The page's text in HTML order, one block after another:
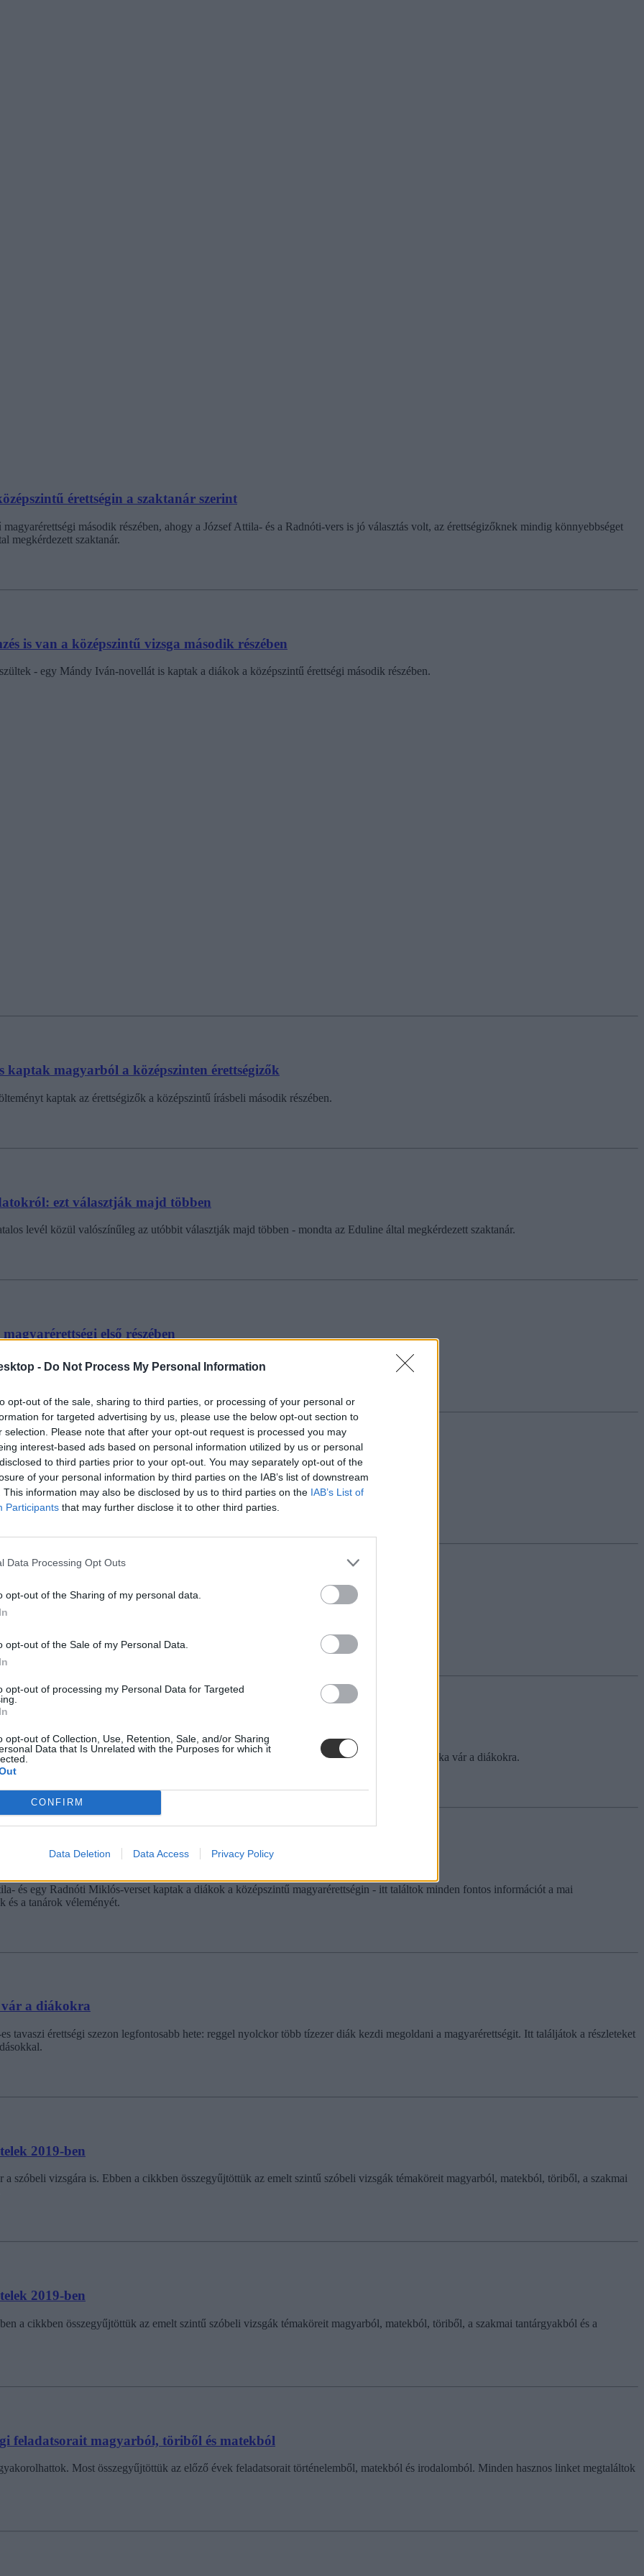
- Do Not Process My Personal Information
opt-out of the sale, sharing to third parties, or processing of your personal or
for targeted advertising by us, please use the below opt-out section to
selection. Please note that after your opt-out request is processed you may
interest-based ads based on personal information utilized by us or personal
to third parties prior to your opt-out. You may separately opt-out of the
of your personal information by third parties on the IAB’s list of downstream
This information may also be disclosed by us to third parties on the IAB’s List of
Participants that may further disclose it to other third parties.
Data Processing Opt Outs
opt-out of the Sharing of my personal data.
opt-out of the Sale of my Personal Data.
opt-out of processing my Personal Data for Targeted
opt-out of Collection, Use, Retention, Sale, and/or Sharing
Data that Is Unrelated with the Purposes for which it
CONFIRM
Data Deletion Data Access Privacy Policy
érettségin a szaktanár szerint
második részében, ahogy a József Attila- és a Radnóti-vers is jó választás volt, az érettségizőknek mindig könnyebbséget
megkérdezett szaktanár.
is van a középszintű vizsga második részében
- egy Mándy Iván-novellát is kaptak a diákok a középszintű érettségi második részében.
kaptak magyarból a középszinten érettségizők
kaptak az érettségizők a középszintű írásbeli második részében.
ezt választják majd többen
levél közül valószínűleg az utóbbit választják majd többen - mondta az Eduline által megkérdezett szaktanár.
első részében
szövegalkotási részében.
száraz szöveget kaptak a diákok
a középszinten vizsgázók - mondta az Eduline által megkérdezett szaktanár.
szöveget kell értelmezniük a diákoknak
a középszintű magyarérettségi első részében - tudta meg az Eduline.
- a padokra kikerültek a plüssmacik, a szőlőcukros zacskók. Négy óra kemény munka vár a diákokra.
és egy Radnóti Miklós-verset kaptak a diákok a középszintű magyarérettségin - itt találtok minden fontos információt a mai
és a tanárok véleményét.
vár a diákokra
tavaszi érettségi szezon legfontosabb hete: reggel nyolckor több tízezer diák kezdi megoldani a magyarérettségit. Itt találjátok a részleteket
2019-ben
szóbeli vizsgára is. Ebben a cikkben összegyűjtöttük az emelt szintű szóbeli vizsgák témaköreit magyarból, matekból, töriből, a szakmai
2019-ben
a cikkben összegyűjtöttük az emelt szintű szóbeli vizsgák témaköreit magyarból, matekból, töriből, a szakmai tantárgyakból és a
feladatsorait magyarból, töriből és matekból
Most összegyűjtöttük az előző évek feladatsorait történelemből, matekból és irodalomból. Minden hasznos linket megtaláltok